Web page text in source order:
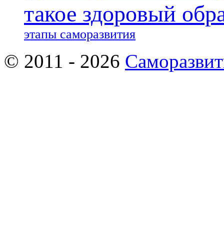
такое здоровый
этапы саморазвития
© 2011 - 2026